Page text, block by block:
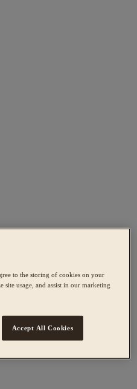
to the storing of cookies on your
site usage, and assist in our marketing
Accept All Cookies